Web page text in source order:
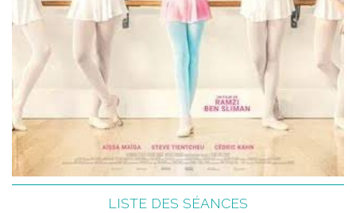
LISTE DES SÉANCES